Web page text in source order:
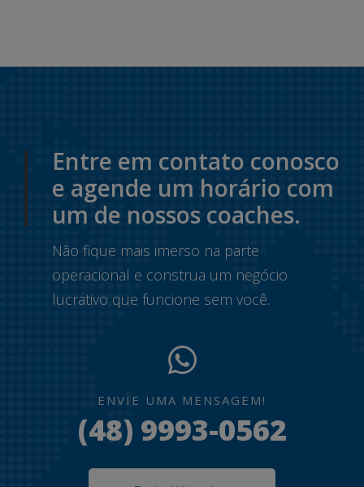
Entre em contato conosco
e agende um horário com
um de nossos coaches.
Não fique mais imerso na parte
operacional e construa um negócio
lucrativo que funcione sem você.
ENVIE UMA MENSAGEM!
(48) 9993-0562